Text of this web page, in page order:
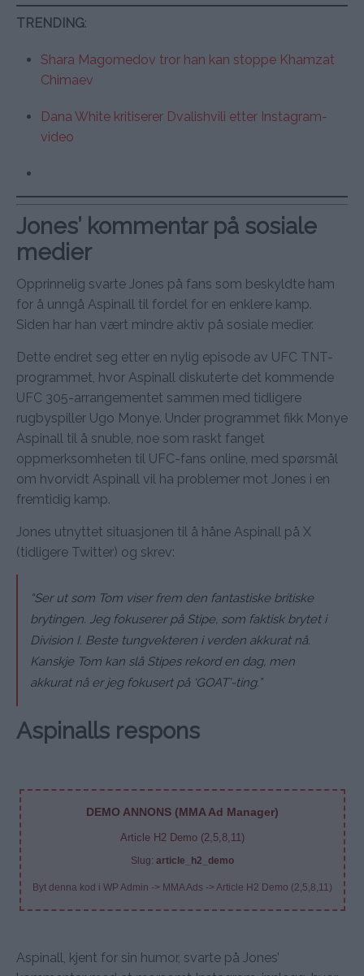
TRENDING:
Shara Magomedov tror han kan stoppe Khamzat
Chimaev
Dana White kritiserer Dvalishvili etter Instagram-
video
Jones’ kommentar på sosiale
medier
Opprinnelig svarte Jones på fans som beskyldte ham
for å unngå Aspinall til fordel for en enklere kamp.
Siden har han vært mindre aktiv på sosiale medier.
Dette endret seg etter en nylig episode av UFC TNT-
programmet, hvor Aspinall diskuterte det kommende
UFC 305-arrangementet sammen med tidligere
rugbyspiller Ugo Monye. Under programmet fikk Monye
Aspinall til å snuble, noe som raskt fanget
oppmerksomheten til UFC-fans online, med spørsmål
om hvorvidt Aspinall vil ha problemer mot Jones i en
fremtidig kamp.
Jones utnyttet situasjonen til å håne Aspinall på X
(tidligere Twitter) og skrev:
“Ser ut som Tom viser frem den fantastiske britiske
brytingen. Jeg fokuserer på Stipe, som faktisk brytet i
Division I. Beste tungvekteren i verden akkurat nå.
Kanskje Tom kan slå Stipes rekord en dag, men
akkurat nå er jeg fokusert på ‘GOAT’-ting.”
Aspinalls respons
DEMO ANNONS (MMA Ad Manager)
Article H2 Demo (2,5,8,11)
Slug: article_h2_demo
Byt denna kod i WP Admin -> MMA Ads -> Article H2 Demo (2,5,8,11)
Aspinall, kjent for sin humor, svarte på Jones’